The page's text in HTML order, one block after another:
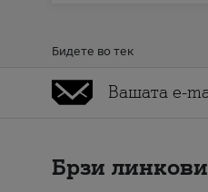
Бидете во тек
Брзи линкови